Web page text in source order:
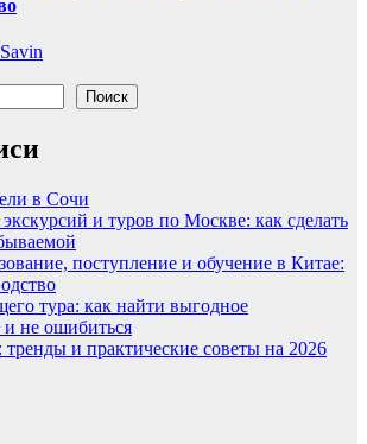
Поиск
в Сочи
и туров по Москве: как сделать
поступление и обучение в Китае:
тура: как найти выгодное
не ошибиться
тренды и практические советы на 2026